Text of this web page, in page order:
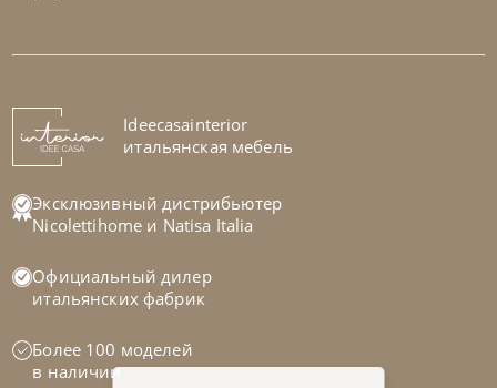
Кровать Twice Centrale Sagomato
На заказ 45-90 дн
Ideecasainterior
итальянская мебель
Эксклюзивный дистрибьютер
Nicolettihome и Natisa Italia
Официальный дилер
итальянских фабрик
Более 100 моделей
в наличии